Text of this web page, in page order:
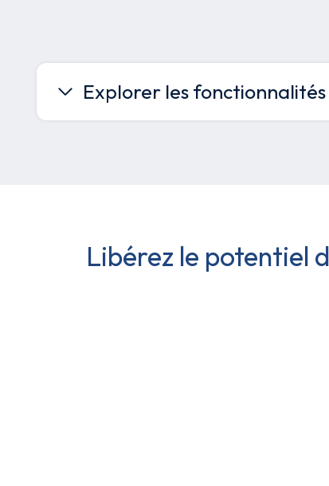
Explorer les
Libérez le potentiel